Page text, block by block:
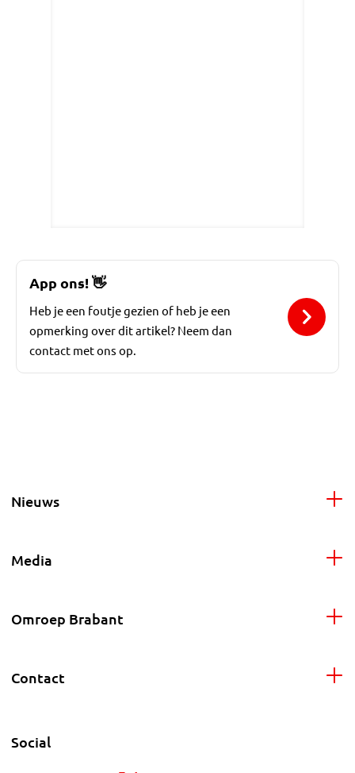
App ons!👋
Heb je een foutje gezien of heb je een
opmerking over dit artikel? Neem dan
contact met ons op.
Nieuws
Media
Omroep Brabant
Contact
Social